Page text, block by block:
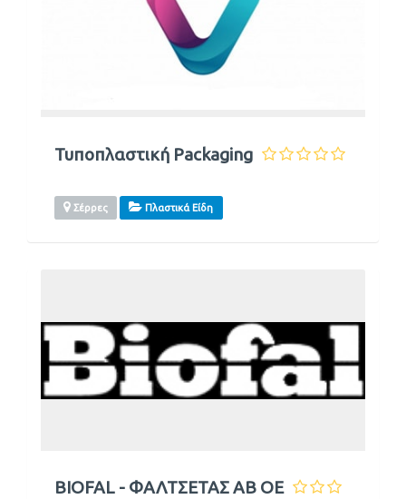
Τυποπλαστική Packaging
Σέρρες Πλαστικά Είδη
BIOFAL - ΦΑΛΤΣΕΤΑΣ ΑΒ ΟΕ